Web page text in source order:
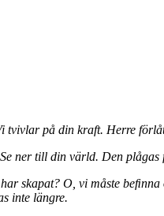
på din kraft. Herre
ner till din värld. Den
skapat? O, vi måste
inte längre.